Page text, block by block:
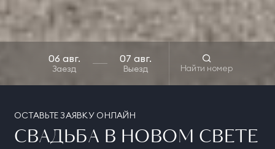
ОСТАВЬТЕ ЗАЯВКУ ОНЛАЙН
СВАДЬБА В НОВОМ СВЕТЕ
Заезд Выезд Найти номер